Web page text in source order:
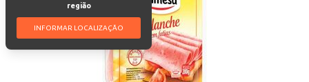
região
INFORMAR LOCALIZAÇÃO